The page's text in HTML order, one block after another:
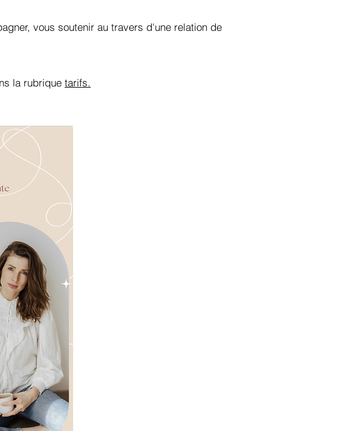
vous soutenir au travers d'une relation de
la rubrique tarifs.